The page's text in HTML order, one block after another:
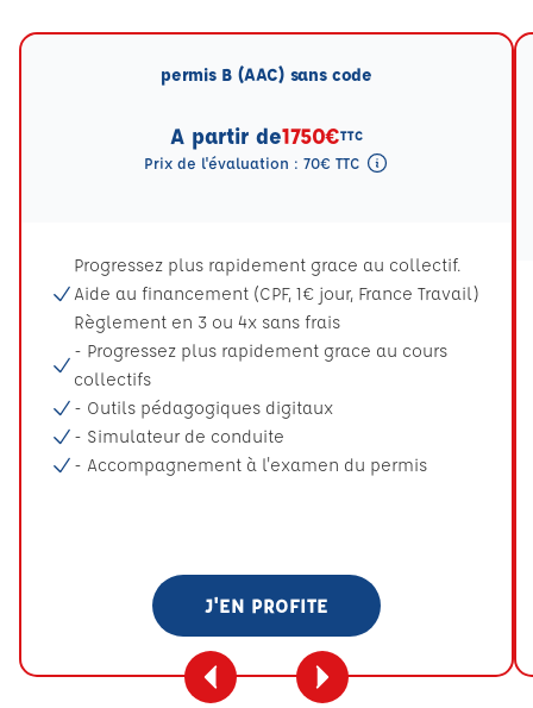
permis B (AAC) sans code
A partir de1750€TTC
Prix de l'évaluation : 70€ TTC
Progressez plus rapidement grace au collectif.
Aide au financement (CPF, 1€ jour, France Travail)
Règlement en 3 ou 4x sans frais
- Progressez plus rapidement grace au cours
collectifs
- Outils pédagogiques digitaux
- Simulateur de conduite
- Accompagnement à l'examen du permis
J'EN PROFITE